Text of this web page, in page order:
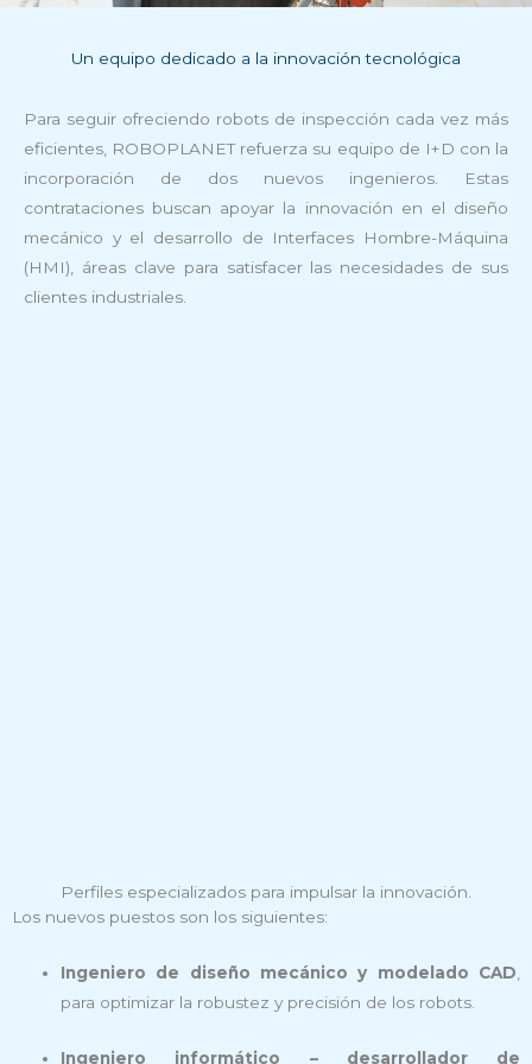
Un equipo dedicado a la innovación tecnológica
Para seguir ofreciendo robots de inspección cada vez más
eficientes, ROBOPLANET refuerza su equipo de I+D con la
incorporación de dos nuevos ingenieros. Estas
contrataciones buscan apoyar la innovación en el diseño
mecánico y el desarrollo de Interfaces Hombre-Máquina
(HMI), áreas clave para satisfacer las necesidades de sus
clientes industriales.
Perfiles especializados para impulsar la innovación.
Los nuevos puestos son los siguientes:
Ingeniero de diseño mecánico y modelado CAD
para optimizar la robustez y precisión de los robots.
Ingeniero informático – desarrollador de